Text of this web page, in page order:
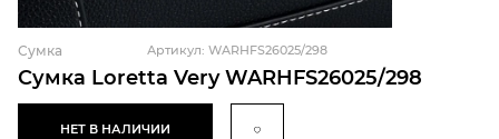
Сумка Loretta Very WARHFS26025/298
Сумка Артикул: WARHFS26025/298
НЕТ В НАЛИЧИИ